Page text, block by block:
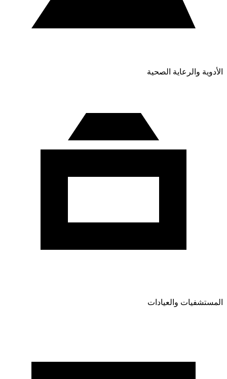
الأدوية والرعاية الصحية
المستشفيات والعيادات